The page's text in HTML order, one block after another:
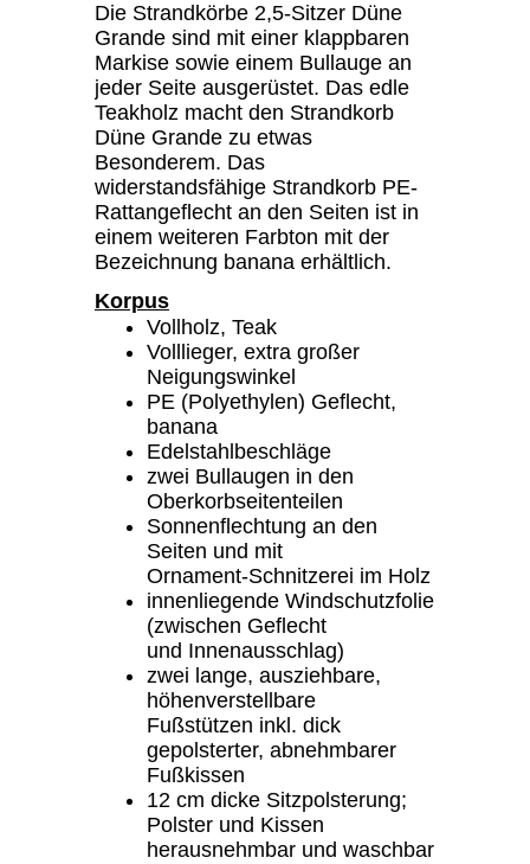
Die Strandkörbe 2,5-Sitzer Düne
Grande sind mit einer klappbaren
Markise sowie einem Bullauge an
jeder Seite ausgerüstet. Das edle
Teakholz macht den Strandkorb
Düne Grande zu etwas
Besonderem. Das
widerstandsfähige Strandkorb PE-
Rattangeflecht an den Seiten ist in
einem weiteren Farbton mit der
Bezeichnung banana erhältlich.
Korpus
Vollholz, Teak
Volllieger, extra großer
Neigungswinkel
PE (Polyethylen) Geflecht,
banana
Edelstahlbeschläge
zwei Bullaugen in den
Oberkorbseitenteilen
Sonnenflechtung an den
Seiten und mit
Ornament-Schnitzerei im Holz
innenliegende Windschutzfolie
(zwischen Geflecht
und Innenausschlag)
zwei lange, ausziehbare,
höhenverstellbare
Fußstützen inkl. dick
gepolsterter, abnehmbarer
Fußkissen
12 cm dicke Sitzpolsterung;
Polster und Kissen
herausnehmbar und waschbar